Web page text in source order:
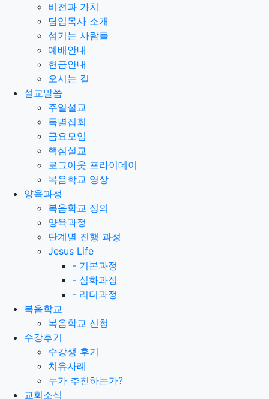
비전과 가치
담임목사 소개
섬기는 사람들
예배안내
헌금안내
오시는 길
설교말씀
주일설교
특별집회
금요모임
핵심설교
로그아웃 프라이데이
복음학교 영상
양육과정
복음학교 정의
양육과정
단계별 진행 과정
Jesus Life
- 기본과정
- 심화과정
- 리더과정
복음학교
복음학교 신청
수강후기
수강생 후기
치유사례
누가 추천하는가?
교회소식